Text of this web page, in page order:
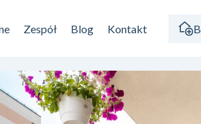
Zespół Blog Kontakt